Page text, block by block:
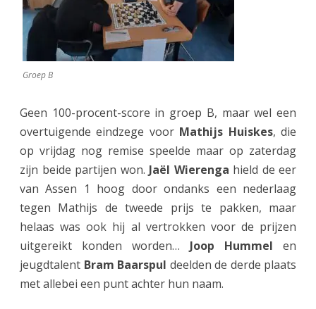
Groep B
Geen 100-procent-score in groep B, maar wel een
overtuigende eindzege voor Mathijs Huiskes, die
op vrijdag nog remise speelde maar op zaterdag
zijn beide partijen won. Jaël Wierenga hield de eer
van Assen 1 hoog door ondanks een nederlaag
tegen Mathijs de tweede prijs te pakken, maar
helaas was ook hij al vertrokken voor de prijzen
uitgereikt konden worden… Joop Hummel en
jeugdtalent Bram Baarspul deelden de derde plaats
met allebei een punt achter hun naam.